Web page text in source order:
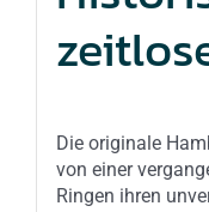
Die originale
von einer
Ringen ihren